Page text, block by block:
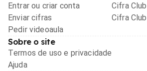
Entrar ou criar conta
Enviar cifras
Pedir videoaula
Cifra
Cifra
Sobre o site
Termos de uso e privacidade
Ajuda